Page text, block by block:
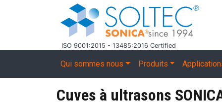
Aller au contenu principal
ISO 9001:2015 - 13485:2016 Certified
Main navigation
Qui sommes nous Produits
Cuves à ultrasons